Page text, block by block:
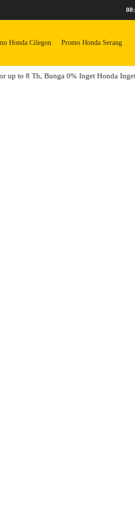
Honda Cilegon Promo Honda Serang
8 Th, Bunga 0% Inget Honda Inget